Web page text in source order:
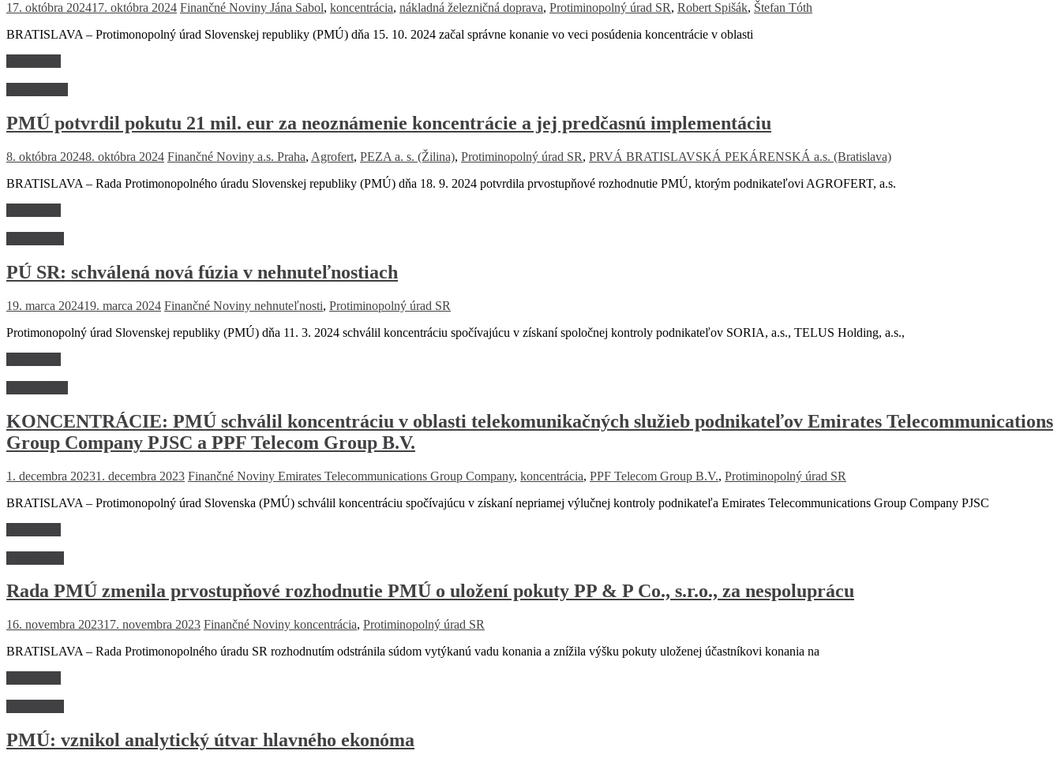
17. októbra 202417. októbra 2024 Finančné Noviny Jána Sabol, koncentrácia, nákladná železničná doprava, Protiminopolný úrad SR, Robert Spišák, Štefan Tóth
BRATISLAVA – Protimonopolný úrad Slovenskej republiky (PMÚ) dňa 15. 10. 2024 začal správne konanie vo veci posúdenia koncentrácie v oblasti
PMÚ potvrdil pokutu 21 mil. eur za neoznámenie koncentrácie a jej predčasnú implementáciu
8. októbra 20248. októbra 2024 Finančné Noviny a.s. Praha, Agrofert, PEZA a. s. (Žilina), Protiminopolný úrad SR, PRVÁ BRATISLAVSKÁ PEKÁRENSKÁ a.s. (Bratislava)
BRATISLAVA – Rada Protimonopolného úradu Slovenskej republiky (PMÚ) dňa 18. 9. 2024 potvrdila prvostupňové rozhodnutie PMÚ, ktorým podnikateľovi AGROFERT, a.s.
PÚ SR: schválená nová fúzia v nehnuteľnostiach
19. marca 202419. marca 2024 Finančné Noviny nehnuteľnosti, Protiminopolný úrad SR
Protimonopolný úrad Slovenskej republiky (PMÚ) dňa 11. 3. 2024 schválil koncentráciu spočívajúcu v získaní spoločnej kontroly podnikateľov SORIA, a.s., TELUS Holding, a.s.,
KONCENTRÁCIE: PMÚ schválil koncentráciu v oblasti telekomunikačných služieb podnikateľov Emirates Telecommunications
Group Company PJSC a PPF Telecom Group B.V.
1. decembra 20231. decembra 2023 Finančné Noviny Emirates Telecommunications Group Company, koncentrácia, PPF Telecom Group B.V., Protiminopolný úrad SR
BRATISLAVA – Protimonopolný úrad Slovenska (PMÚ) schválil koncentráciu spočívajúcu v získaní nepriamej výlučnej kontroly podnikateľa Emirates Telecommunications Group Company PJSC
Rada PMÚ zmenila prvostupňové rozhodnutie PMÚ o uložení pokuty PP & P Co., s.r.o., za nespoluprácu
16. novembra 202317. novembra 2023 Finančné Noviny koncentrácia, Protiminopolný úrad SR
BRATISLAVA – Rada Protimonopolného úradu SR rozhodnutím odstránila súdom vytýkanú vadu konania a znížila výšku pokuty uloženej účastníkovi konania na
PMÚ: vznikol analytický útvar hlavného ekonóma